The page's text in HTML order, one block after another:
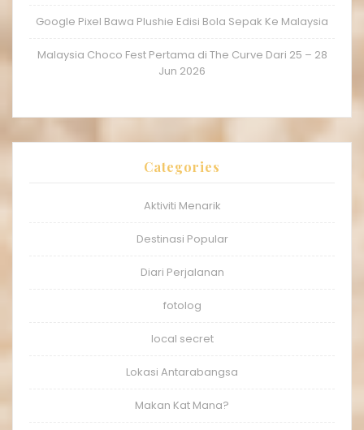
Google Pixel Bawa Plushie Edisi Bola Sepak Ke Malaysia
Malaysia Choco Fest Pertama di The Curve Dari 25 – 28
Jun 2026
Categories
Aktiviti Menarik
Destinasi Popular
Diari Perjalanan
fotolog
local secret
Lokasi Antarabangsa
Makan Kat Mana?